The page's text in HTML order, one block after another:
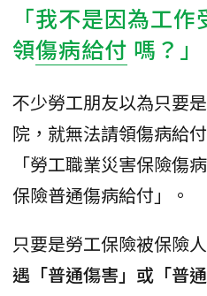
「我不是因為工
領傷病給付 嗎？」
不少勞工朋友以為只要
院，就無法請領傷病給
「勞工職業災害保險傷
保險普通傷病給付」。
只要是勞工保險被保險
遇「普通傷害」或「普